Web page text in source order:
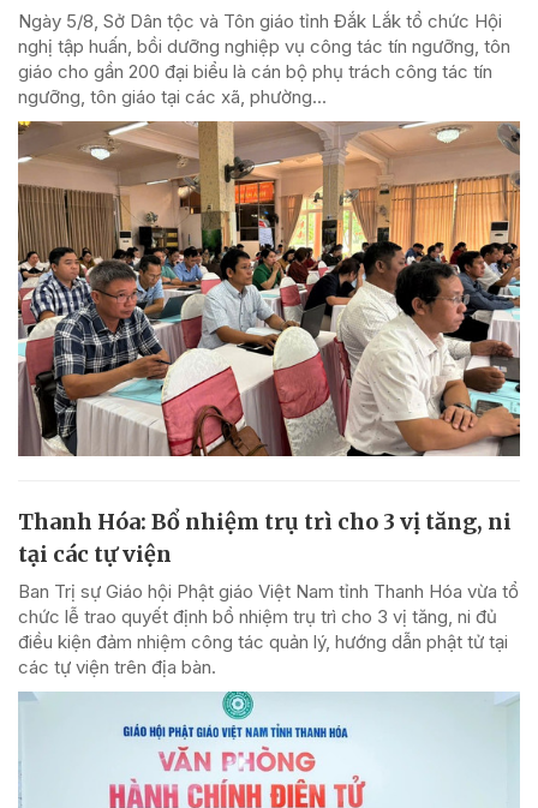
Ngày 5/8, Sở Dân tộc và Tôn giáo tỉnh Đắk Lắk tổ chức Hội
nghị tập huấn, bồi dưỡng nghiệp vụ công tác tín ngưỡng, tôn
giáo cho gần 200 đại biểu là cán bộ phụ trách công tác tín
ngưỡng, tôn giáo tại các xã, phường...
Thanh Hóa: Bổ nhiệm trụ trì cho 3 vị tăng, ni
tại các tự viện
Ban Trị sự Giáo hội Phật giáo Việt Nam tỉnh Thanh Hóa vừa tổ
chức lễ trao quyết định bổ nhiệm trụ trì cho 3 vị tăng, ni đủ
điều kiện đảm nhiệm công tác quản lý, hướng dẫn phật tử tại
các tự viện trên địa bàn.